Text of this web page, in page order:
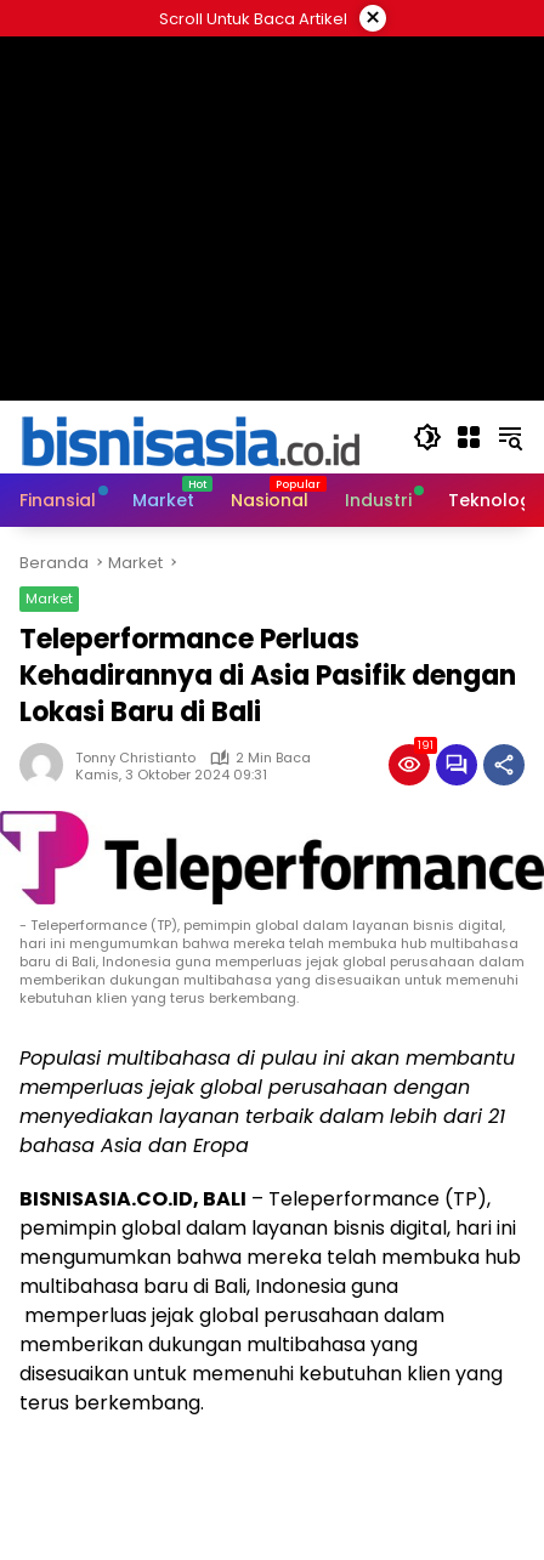
ke
Scroll Untuk Baca Artikel ×
Finansial Market Nasional Industri Teknologi
Beranda Market
Market
Teleperformance Perluas
Kehadirannya di Asia Pasifik dengan
Lokasi Baru di Bali
Tonny Christianto
2 Min Baca
Kamis, 3 Oktober 2024 09:31
191
- Teleperformance (TP), pemimpin global dalam layanan bisnis digital,
hari ini mengumumkan bahwa mereka telah membuka hub multibahasa
baru di Bali, Indonesia guna memperluas jejak global perusahaan dalam
memberikan dukungan multibahasa yang disesuaikan untuk memenuhi
kebutuhan klien yang terus berkembang.
Populasi multibahasa di pulau ini akan membantu
memperluas jejak global perusahaan dengan
menyediakan layanan terbaik dalam lebih dari 21
bahasa Asia dan Eropa
BISNISASIA.CO.ID, BALI – Teleperformance (TP),
pemimpin global dalam layanan bisnis digital, hari ini
mengumumkan bahwa mereka telah membuka hub
multibahasa baru di Bali, Indonesiaguna
memperluas jejak global perusahaan dalam
memberikan dukungan multibahasa yang
disesuaikan untuk memenuhi kebutuhan klien yang
terus berkembang.